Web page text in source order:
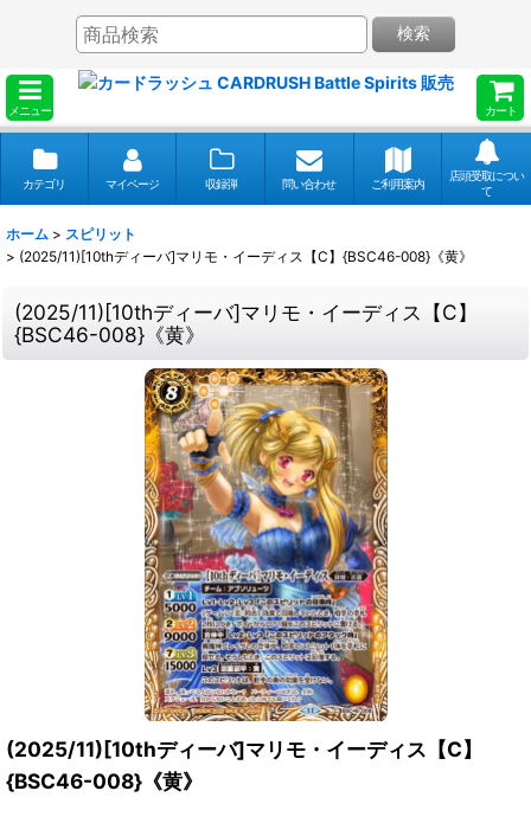
メニュー カート
検索
カテゴリ マイページ 収録弾 問い合わせ ご利用案内
店頭受取につい
て
ホーム > スピリット
> (2025/11)[10thディーバ]マリモ・イーディス【C】{BSC46-008}《黄》
(2025/11)[10thディーバ]マリモ・イーディス【C】
{BSC46-008}《黄》
(2025/11)[10thディーバ]マリモ・イーディス【C】
{BSC46-008}《黄》